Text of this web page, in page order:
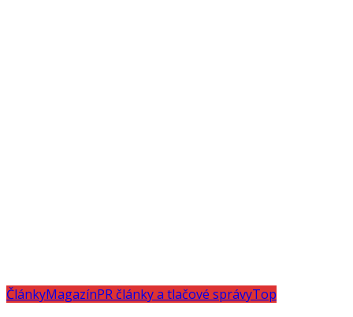
ČlánkyMagazínPR články a tlačové správyTop